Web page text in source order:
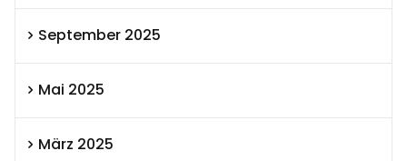
September 2025
Mai 2025
März 2025